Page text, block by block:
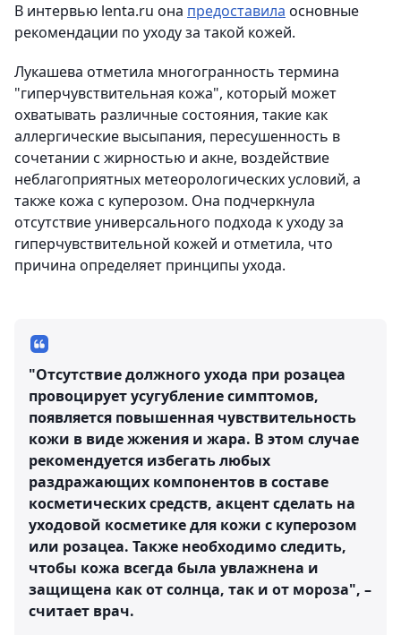
В интервью lenta.ru она предоставила основные
рекомендации по уходу за такой кожей.
Лукашева отметила многогранность термина
"гиперчувствительная кожа", который может
охватывать различные состояния, такие как
аллергические высыпания, пересушенность в
сочетании с жирностью и акне, воздействие
неблагоприятных метеорологических условий, а
также кожа с куперозом. Она подчеркнула
отсутствие универсального подхода к уходу за
гиперчувствительной кожей и отметила, что
причина определяет принципы ухода.
"Отсутствие должного ухода при розацеа
провоцирует усугубление симптомов,
появляется повышенная чувствительность
кожи в виде жжения и жара. В этом случае
рекомендуется избегать любых
раздражающих компонентов в составе
косметических средств, акцент сделать на
уходовой косметике для кожи с куперозом
или розацеа. Также необходимо следить,
чтобы кожа всегда была увлажнена и
защищена как от солнца, так и от мороза", –
считает врач.